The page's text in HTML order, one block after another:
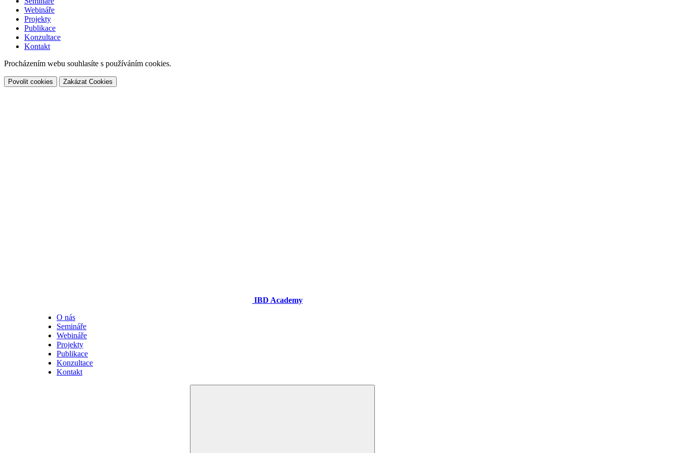
Webináře
Projekty
Publikace
Konzultace
Kontakt
Procházením webu souhlasíte s používáním cookies.
Povolit cookies Zakázat Cookies
IBD Academy
O nás
Semináře
Webináře
Projekty
Publikace
Konzultace
Kontakt